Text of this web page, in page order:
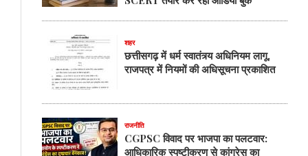
शहर
छत्तीसगढ़ में धर्म स्वातंत्र्य अधिनियम लागू,
राजपत्र में नियमों की अधिसूचना प्रकाशित
राजनीति
CGPSC विवाद पर भाजपा का पलटवार:
आधिकारिक स्पष्टीकरण से कांग्रेस का